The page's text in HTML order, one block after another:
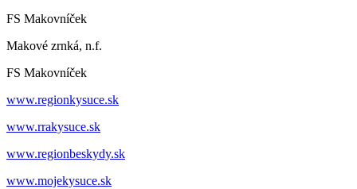
FS Makovníček
Makové zrnká, n.f.
FS Makovníček
www.regionkysuce.sk
www.rrakysuce.sk
www.regionbeskydy.sk
www.mojekysuce.sk